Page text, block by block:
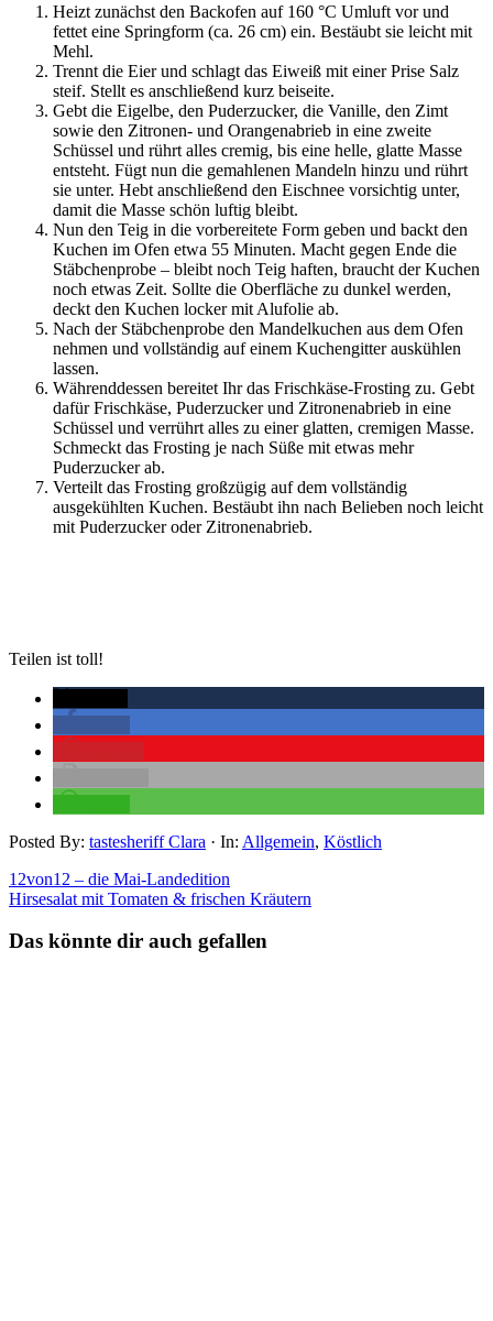
Heizt zunächst den Backofen auf 160 °C Umluft vor und
fettet eine Springform (ca. 26 cm) ein. Bestäubt sie leicht mit
Mehl.
Trennt die Eier und schlagt das Eiweiß mit einer Prise Salz
steif. Stellt es anschließend kurz beiseite.
Gebt die Eigelbe, den Puderzucker, die Vanille, den Zimt
sowie den Zitronen- und Orangenabrieb in eine zweite
Schüssel und rührt alles cremig, bis eine helle, glatte Masse
entsteht. Fügt nun die gemahlenen Mandeln hinzu und rührt
sie unter. Hebt anschließend den Eischnee vorsichtig unter,
damit die Masse schön luftig bleibt.
Nun den Teig in die vorbereitete Form geben und backt den
Kuchen im Ofen etwa 55 Minuten. Macht gegen Ende die
Stäbchenprobe – bleibt noch Teig haften, braucht der Kuchen
noch etwas Zeit. Sollte die Oberfläche zu dunkel werden,
deckt den Kuchen locker mit Alufolie ab.
Nach der Stäbchenprobe den Mandelkuchen aus dem Ofen
nehmen und vollständig auf einem Kuchengitter auskühlen
lassen.
Währenddessen bereitet Ihr das Frischkäse-Frosting zu. Gebt
dafür Frischkäse, Puderzucker und Zitronenabrieb in eine
Schüssel und verrührt alles zu einer glatten, cremigen Masse.
Schmeckt das Frosting je nach Süße mit etwas mehr
Puderzucker ab.
Verteilt das Frosting großzügig auf dem vollständig
ausgekühlten Kuchen. Bestäubt ihn nach Belieben noch leicht
mit Puderzucker oder Zitronenabrieb.
Teilen ist toll!
Posted By: tastesheriff Clara · In: Allgemein, Köstlich
12von12 – die Mai-Landedition
Hirsesalat mit Tomaten & frischen Kräutern
Das könnte dir auch gefallen